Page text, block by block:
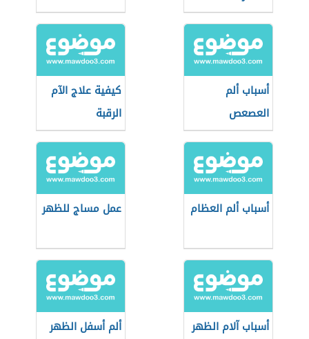
أسباب ألم
العصعص
كيفية علاج الآم
الرقبة
أسباب ألم العظام عمل مساج للظهر
أسباب آلام الظهر
ألم أسفل الظهر